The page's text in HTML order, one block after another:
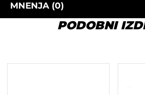
MNENJA (0)
PODOBNI